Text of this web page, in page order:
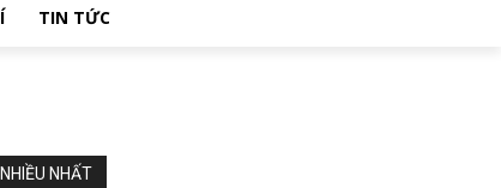
TIN TỨC
NHẤT